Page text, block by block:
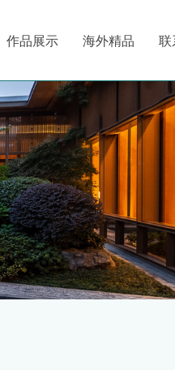
作品展示 海外精品 联